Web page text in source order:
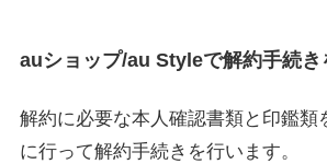
auショップ/au Styleで解約手続き
解約に必要な本人確認書類と印鑑類
に行って解約手続きを行います。